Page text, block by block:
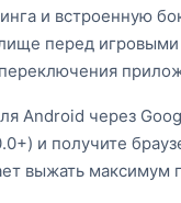
и встроенную
перед
Android через
и получите
выжать максимум